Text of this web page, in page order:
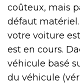
coûteux, mais
défaut matériel.
votre voiture
est en cours.
véhicule basé
du véhicule